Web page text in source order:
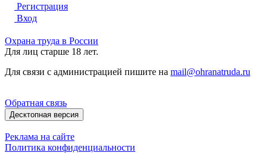
Регистрация
Вход
Охрана труда в России
Для лиц старше 18 лет.
Для связи с администрацией пишите на mail@ohranatruda.ru
Обратная связь
Десктопная версия
Реклама на сайте
Политика конфиденциальности